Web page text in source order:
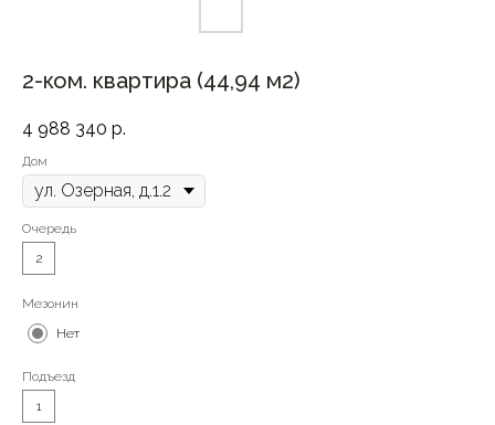
2-ком. квартира (44,94 м2)
4 988 340 р.
Дом
Очередь
2
Мезонин
Нет
Подъезд
1